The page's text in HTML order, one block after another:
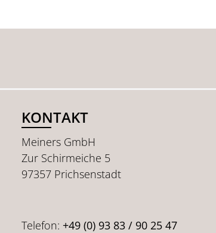
KONTAKT
Meiners GmbH
Zur Schirmeiche 5
97357 Prichsenstadt
Telefon: +49 (0) 93 83 / 90 25 47